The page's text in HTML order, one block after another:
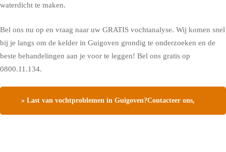
waterdicht te maken.
Bel ons nu op en vraag naar uw GRATIS vochtanalyse. Wij komen snel
bij je langs om de kelder in Guigoven grondig te onderzoeken en de
beste behandelingen aan je voor te leggen! Bel ons gratis op
0800.11.134.
» Last van vochtproblemen in Guigoven?Contacteer ons,